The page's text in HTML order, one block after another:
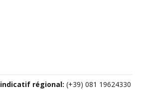
indicatif régional: (+39) 081 19624330